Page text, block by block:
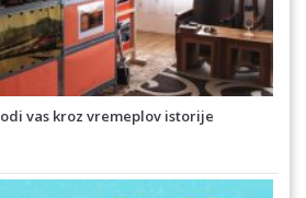
vas kroz vremeplov istorije